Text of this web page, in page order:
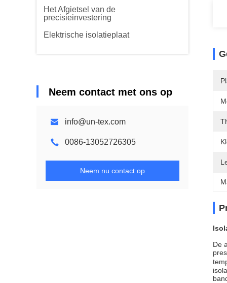
Het Afgietsel van de
precisieinvestering
Elektrische isolatieplaat
Neem contact met ons op
info@un-tex.com
0086-13052726305
Neem nu contact op
De